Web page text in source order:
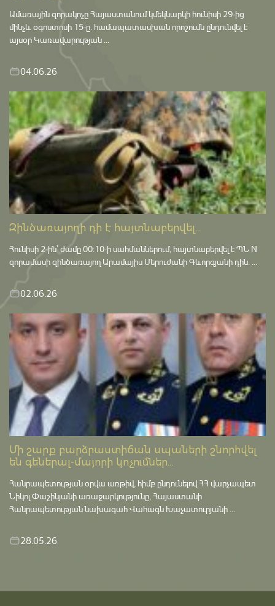
Ամառային զորակոչը Հայաստանում կմեկնարկի հունիսի 29-ից
մինչև օգոստոսի 15-ը․ համապատասխան որոշումն ընդունվել է
այսօր Կառավարության ...
04.06.26
Զինծառայողի դի է հայտնաբերվել...
Հունիսի 2-ին՝ ժամը 00:10-ի սահմաններում, հայտնաբերվել է ՊՆ N
զորամասի զինծառայող Արամայիս Մերուժանի Գևորգյանի դին. ...
02.06.26
Մի շարք բարձրաստիճան սպաների շնորհվել
են գեներալ-մայորի կոչումներ...
Հանրապետության օրվա առթիվ, հիմք ընդունելով ՀՀ վարչապետ
Նիկոլ Փաշինյանի առաջարկությունը, Հայաստանի
Հանրապետության նախագահ Վահագն Խաչատուրյանի ...
28.05.26